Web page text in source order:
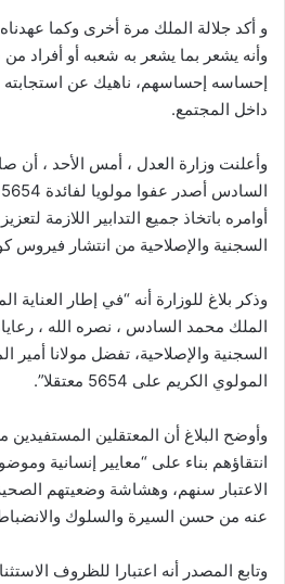
و أكد جلالة الملك مرة أخرى وكما
وأنه يشعر بما يشعر به شعبه أو أفراد
إحساسه إحساسهم، ناهيك عن
داخل المجتمع.
وأعلنت وزارة العدل ، أمس الأحد ، أن
أوامره باتخاذ جميع التدابير اللازمة
السجنية والإصلاحية من انتشار فيروس
وذكر بلاغ للوزارة أنه “في إطار العناية
الملك محمد السادس ، نصره الله ،
السجنية والإصلاحية، تفضل مولانا أمير
المولوي الكريم على 5654 معتقلا”.
وأوضح البلاغ أن المعتقلين المستفيدين
انتقاؤهم بناء على “معايير إنسانية
الاعتبار سنهم، وهشاشة وضعيتهم
عنه من حسن السيرة والسلوك
وتابع المصدر أنه اعتبارا للظروف